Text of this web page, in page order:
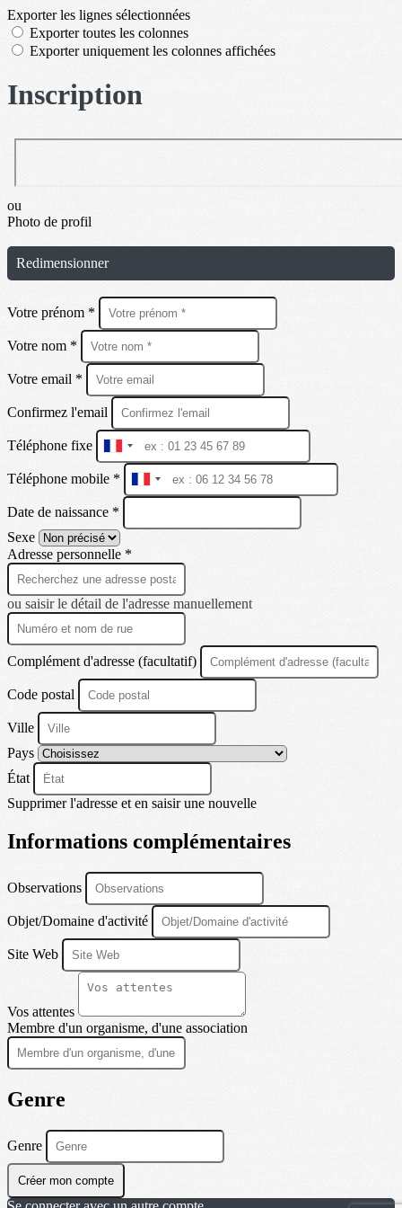
Exporter les lignes sélectionnées
Exporter toutes les colonnes
Exporter uniquement les colonnes affichées
Inscription
ou
Photo de profil
Redimensionner
Votre prénom *
Votre nom *
Votre email *
Confirmez l'email
Téléphone fixe
France
+33
Téléphone mobile *
France
+33
Date de naissance *
Sexe
Adresse personnelle *
ou saisir le détail de l'adresse manuellement
Complément d'adresse (facultatif)
Code postal
Ville
Pays
État
Supprimer l'adresse et en saisir une nouvelle
Informations complémentaires
Observations
Objet/Domaine d'activité
Site Web
Vos attentes
Membre d'un organisme, d'une association
Genre
Genre
Créer mon compte